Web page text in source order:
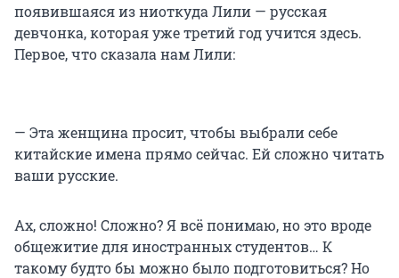
появившаяся из ниоткуда Лили — русская
девчонка, которая уже третий год учится здесь.
Первое, что сказала нам Лили:
— Эта женщина просит, чтобы выбрали себе
китайские имена прямо сейчас. Ей сложно читать
ваши русские.
Ах, сложно! Сложно? Я всё понимаю, но это вроде
общежитие для иностранных студентов… К
такому будто бы можно было подготовиться? Но